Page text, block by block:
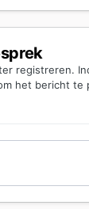
registreren.
het bericht te